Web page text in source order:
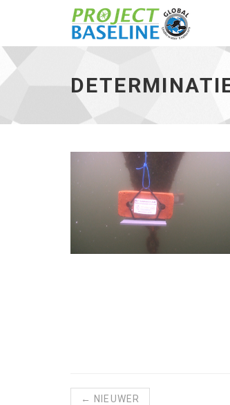
Determinatie
naar
de
homepage
← NIEUWER